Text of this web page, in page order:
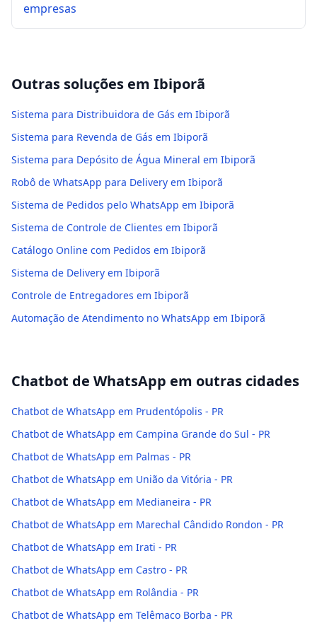
empresas
Outras soluções em Ibiporã
Sistema para Distribuidora de Gás em Ibiporã
Sistema para Revenda de Gás em Ibiporã
Sistema para Depósito de Água Mineral em Ibiporã
Robô de WhatsApp para Delivery em Ibiporã
Sistema de Pedidos pelo WhatsApp em Ibiporã
Sistema de Controle de Clientes em Ibiporã
Catálogo Online com Pedidos em Ibiporã
Sistema de Delivery em Ibiporã
Controle de Entregadores em Ibiporã
Automação de Atendimento no WhatsApp em Ibiporã
Chatbot de WhatsApp em outras cidades
Chatbot de WhatsApp em Prudentópolis - PR
Chatbot de WhatsApp em Campina Grande do Sul - PR
Chatbot de WhatsApp em Palmas - PR
Chatbot de WhatsApp em União da Vitória - PR
Chatbot de WhatsApp em Medianeira - PR
Chatbot de WhatsApp em Marechal Cândido Rondon - PR
Chatbot de WhatsApp em Irati - PR
Chatbot de WhatsApp em Castro - PR
Chatbot de WhatsApp em Rolândia - PR
Chatbot de WhatsApp em Telêmaco Borba - PR